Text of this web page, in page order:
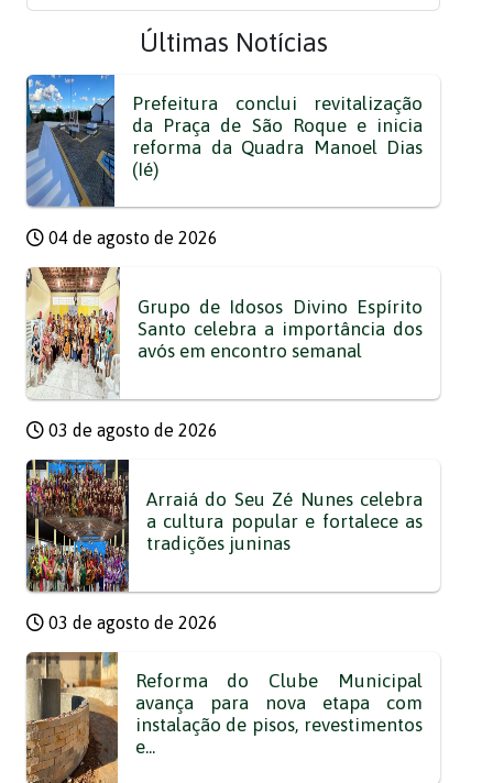
Últimas Notícias
Prefeitura conclui revitalização
da Praça de São Roque e inicia
reforma da Quadra Manoel Dias
(Ié)
04 de agosto de 2026
Grupo de Idosos Divino Espírito
Santo celebra a importância dos
avós em encontro semanal
03 de agosto de 2026
Arraiá do Seu Zé Nunes celebra
a cultura popular e fortalece as
tradições juninas
03 de agosto de 2026
Reforma do Clube Municipal
avança para nova etapa com
instalação de pisos, revestimentos
e...